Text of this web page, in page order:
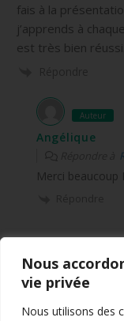
Nous
vie privée
Nous utilisons des
fais à la
j’apprends à
est très bien
Auteur
Angélique
Merci beaucoup